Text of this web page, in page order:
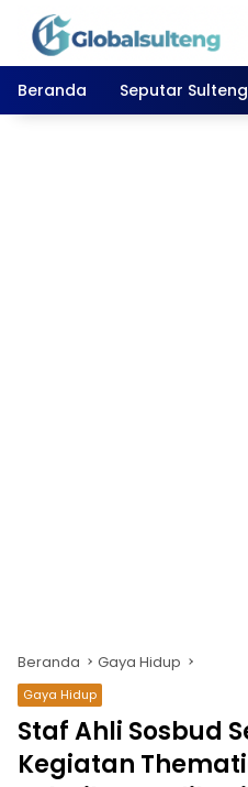
Langsung
konten
Beranda
Seputar Sulteng
Beranda Gaya Hidup
Gaya Hidup
Staf Ahli Sosbud
Kegiatan